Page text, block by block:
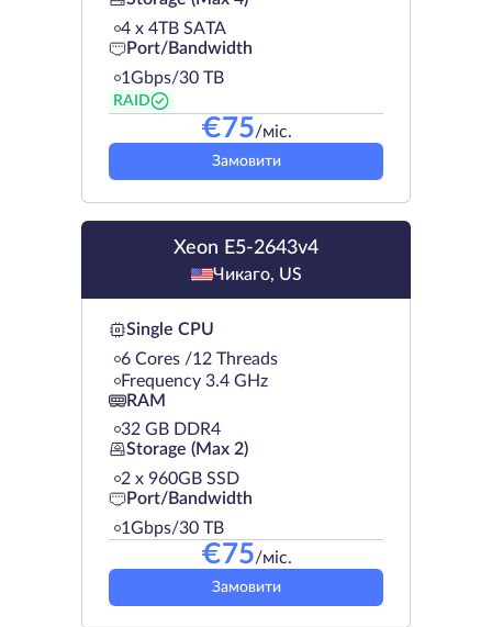
4 х 4TB SATA
Port/Bandwidth
1Gbps/30 TB
RAID
€75/міс.
Замовити
Xeon E5-2643v4
Чикаго, US
Single CPU
6 Cores /12 Threads
Frequency 3.4 GHz
RAM
32 GB DDR4
Storage (Max 2)
2 х 960GB SSD
Port/Bandwidth
1Gbps/30 TB
€75/міс.
Замовити